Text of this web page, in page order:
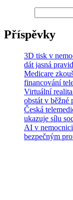
Příspěvky
3D tisk v
dát jasná
Medicare
financování
Virtuální
obstát v běžné
Česká
ukazuje sílu
AI v
bezpečným